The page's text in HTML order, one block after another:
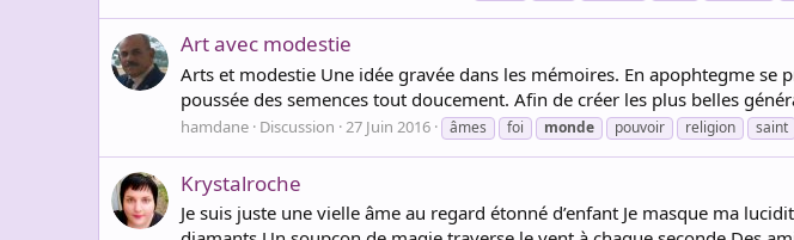
Art avec modestie
Arts et modestie Une idée gravée dans les mémoires. En apophtegme
poussée des semences tout doucement. Afin de créer les plus belles
hamdane Discussion 27 Juin 2016 âmes foi monde pouvoir religion saint
Krystalroche
Je suis juste une vielle âme au regard étonné d’enfant Je masque ma